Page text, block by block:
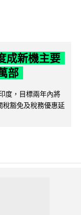
成新機主要
部
度，目標兩年內將
稅豁免及稅務優惠延